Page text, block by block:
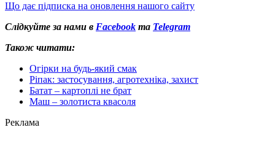
Що дає підписка на оновлення нашого сайту
Слідкуйте за нами в Facebook та Telegram
Також читати:
Огірки на будь-який смак
Ріпак: застосування, агротехніка, захист
Батат – картоплі не брат
Маш – золотиста квасоля
Реклама